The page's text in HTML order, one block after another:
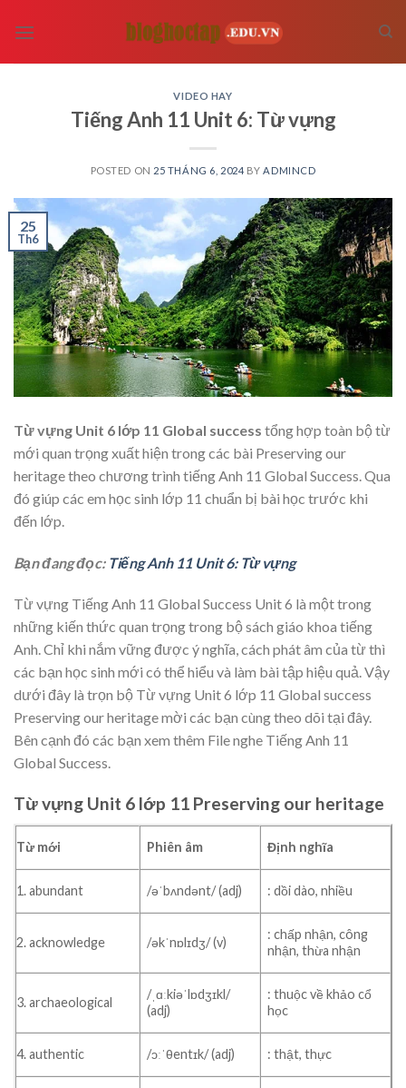
VIDEO HAY
Tiếng Anh 11 Unit 6: Từ vựng
POSTED ON 25 THÁNG 6, 2024 BY ADMINCD
25
Th6
Từ vựng Unit 6 lớp 11 Global success tổng hợp toàn bộ từ
mới quan trọng xuất hiện trong các bài Preserving our
heritage theo chương trình tiếng Anh 11 Global Success. Qua
đó giúp các em học sinh lớp 11 chuẩn bị bài học trước khi
đến lớp.
Bạn đang đọc: Tiếng Anh 11 Unit 6: Từ vựng
Từ vựng Tiếng Anh 11 Global Success Unit 6 là một trong
những kiến thức quan trọng trong bộ sách giáo khoa tiếng
Anh. Chỉ khi nắm vững được ý nghĩa, cách phát âm của từ thì
các bạn học sinh mới có thể hiểu và làm bài tập hiệu quả. Vậy
dưới đây là trọn bộ Từ vựng Unit 6 lớp 11 Global success
Preserving our heritage mời các bạn cùng theo dõi tại đây.
Bên cạnh đó các bạn xem thêm File nghe Tiếng Anh 11
Global Success.
Từ vựng Unit 6 lớp 11 Preserving our heritage
Từ mới Phiên âm Định nghĩa
1. abundant /əˈbʌndənt/ (adj) : dồi dào, nhiều
2. acknowledge /əkˈnɒlɪdʒ/ (v)
: chấp nhận, công
nhận, thừa nhận
3. archaeological
/ˌɑːkiəˈlɒdʒɪkl/
(adj)
: thuộc về khảo cổ
học
4. authentic /ɔːˈθentɪk/ (adj) : thật, thực